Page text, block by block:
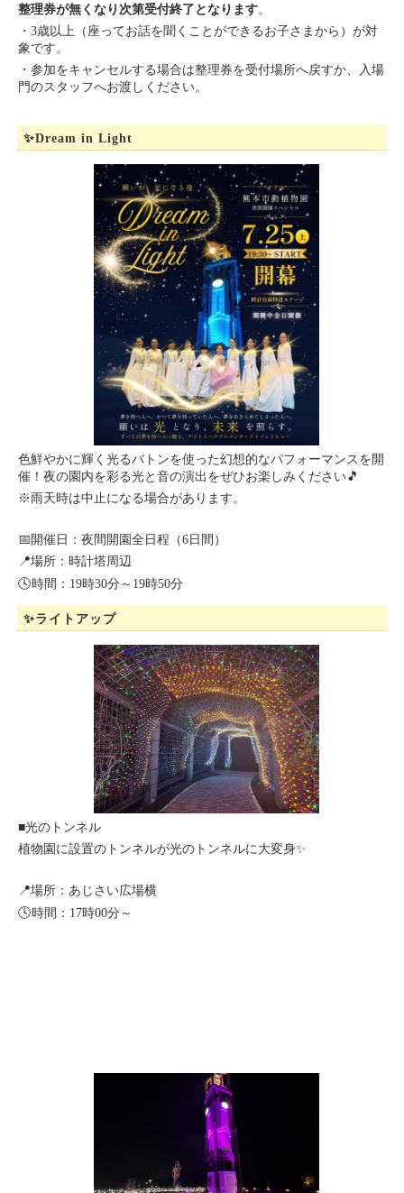
整理券が無くなり次第受付終了となります。
・3歳以上（座ってお話を聞くことができるお子さまから）が対
象です。
・参加をキャンセルする場合は整理券を受付場所へ戻すか、入場
門のスタッフへお渡しください。
✨Dream in Light
色鮮やかに輝く光るバトンを使った幻想的なパフォーマンスを開
催！夜の園内を彩る光と音の演出をぜひお楽しみください🎵
※雨天時は中止になる場合があります。
📅開催日：夜間開園全日程（6日間）
📍場所：時計塔周辺
🕓時間：19時30分～19時50分
✨ライトアップ
■光のトンネル
植物園に設置のトンネルが光のトンネルに大変身✨
📍場所：あじさい広場横
🕓時間：17時00分～